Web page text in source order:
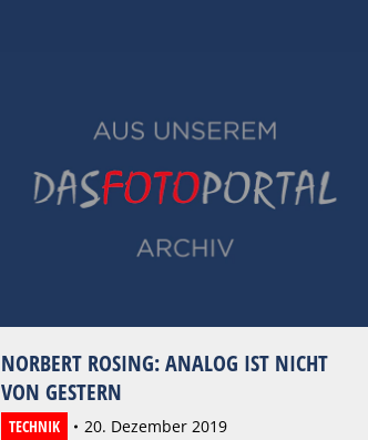
NORBERT ROSING: ANALOG IST NICHT
VON GESTERN
TECHNIK 20. Dezember 2019